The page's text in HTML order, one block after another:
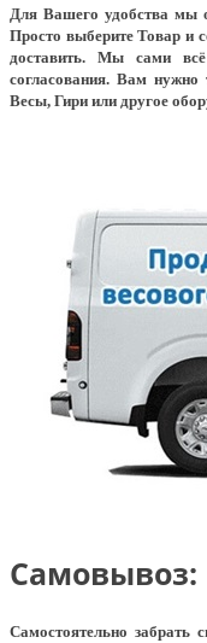
Для Вашего удобства мы
Просто выберите Товар и
доставить. Мы сами
согласования. Вам нужно
Весы, Гири или другое
Самовывоз:
Самостоятельно